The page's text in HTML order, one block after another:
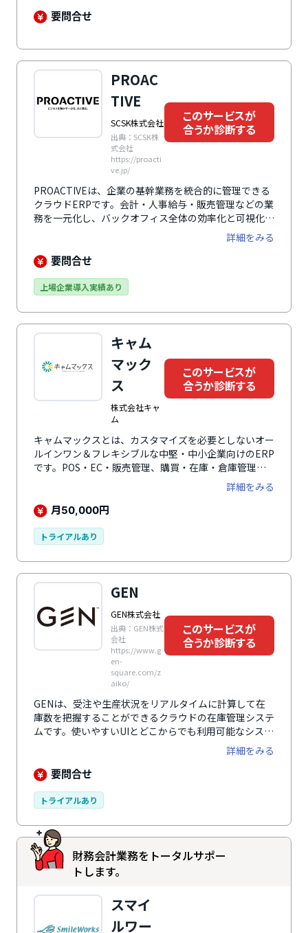
や予実分析、利益計画の実現を支援します。さらに、経
作できます。セキュリティ面では高度な暗号化技術とIP
制限を採用し、24時間365日の運用体制を備えていま
す。
要問合せ
PROAC
TIVE
SCSK株式会社
出典：SCSK株
式会社
https://proacti
ve.jp/
このサービスが
合うか診断する
PROACTIVEは、企業の基幹業務を統合的に管理できる
クラウドERPです。会計・人事給与・販売管理などの業
務を一元化し、バックオフィス全体の効率化と可視化を
実現。業種や企業規模に応じた柔軟な導入が可能で、段
階的なシステム拡張にも対応します。最新機能を継続的
に活用することで、経営判断の迅速化と業務の高度化を
詳細をみる
要問合せ
上場企業導入実績あり
キャム
マック
ス
株式会社キャ
ム
このサービスが
合うか診断する
キャムマックスとは、カスタマイズを必要としないオー
ルインワン＆フレキシブルな中堅・中小企業向けのERP
です。POS・EC・販売管理、購買・在庫・倉庫管理、
財務会計や経費精算といった充実した標準機能により、
小売（実店舗・EC）・卸といったオムニチャネルの受
注・出荷、在庫・倉庫、顧客・商品をカスタマイズする
POS・OMS・WMS・帳票・送り状などの各種外部サー
単に行うことができます。このような充実した標準機
能・外部連携を備えながら価格は月額7万円（税抜）/ 5
ユーザ分からと、圧倒的なコストパフォーマンスが魅力
です。
詳細をみる
月50,000円
トライアルあり
GEN
GEN株式会社
出典：GEN株式
会社
https://www.g
en-
square.com/z
aiko/
このサービスが
合うか診断する
GENは、受注や生産状況をリアルタイムに計算して在
庫数を把握することができるクラウドの在庫管理システ
ムです。使いやすいUIとどこからでも利用可能なシステ
詳細をみる
要問合せ
トライアルあり
財務会計業務をトータルサポー
トします。
スマイ
ルワー